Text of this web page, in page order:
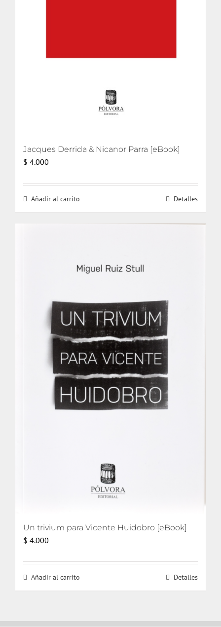
Jacques Derrida & Nicanor Parra [eBook]
$ 4.000
Añadir al carrito Detalles
Un trivium para Vicente Huidobro [eBook]
$ 4.000
Añadir al carrito Detalles